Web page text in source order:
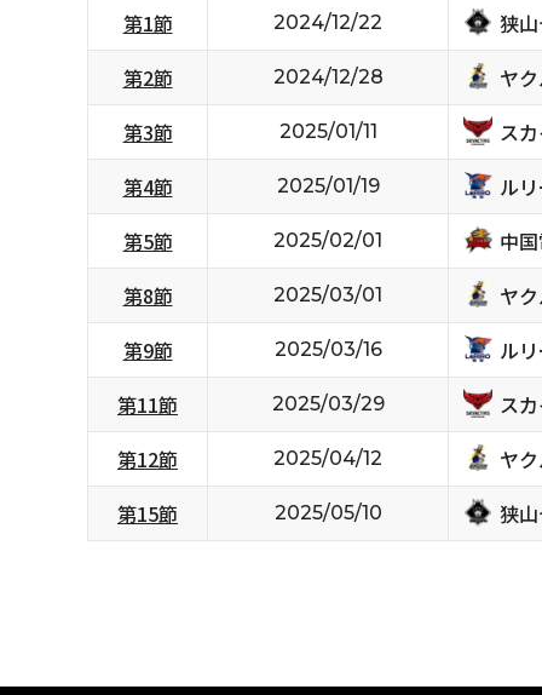
第1節 2024/12/22
狭
第2節
2024/12/28
ヤ
第3節
2025/01/11
ス
第4節
2025/01/19
ル
第5節
2025/02/01
中
第8節
2025/03/01
ヤ
第9節
2025/03/16
ル
第11節
2025/03/29
ス
第12節
2025/04/12
ヤ
第15節
2025/05/10 狭